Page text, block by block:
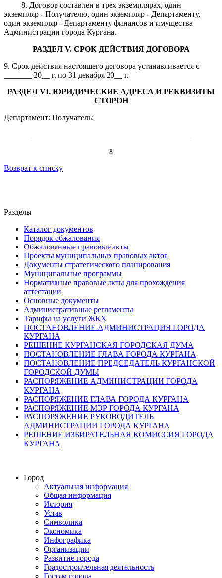
8. Договор составлен в трех экземплярах, один
экземпляр - Получателю, один экземпляр - Департаменту,
один экземпляр - Департаменту финансов и имущества
Администрации города Кургана.
РАЗДЕЛ V. СРОК ДЕЙСТВИЯ ДОГОВОРА
9. Срок действия настоящего договора устанавливается с
_______ 20__ г. по 31 декабря 20__ г.
РАЗДЕЛ VI. ЮРИДИЧЕСКИЕ АДРЕСА И РЕКВИЗИТЫ
СТОРОН
Департамент: Получатель:
8
Возврат к списку
Разделы
Каталог документов
Порядок обжалования
Обжалованные правовые акты
Проекты муниципальных правовых актов
Документы стратегического планирования
Муниципальные программы
Нормативные правовые акты для прохождения
аттестации
Основные документы
Административные регламенты
Тарифы на услуги ЖКХ
ПОСТАНОВЛЕНИЕ АДМИНИСТРАЦИЯ ГОРОДА
КУРГАНА
РЕШЕНИЕ КУРГАНСКАЯ ГОРОДСКАЯ ДУМА
ПОСТАНОВЛЕНИЕ ГЛАВА ГОРОДА КУРГАНА
ПОСТАНОВЛЕНИЕ ПРЕДСЕДАТЕЛЬ КУРГАНСКОЙ
ГОРОДСКОЙ ДУМЫ
РАСПОРЯЖЕНИЕ АДМИНИСТРАЦИИ ГОРОДА
КУРГАНА
РАСПОРЯЖЕНИЕ ГЛАВА ГОРОДА КУРГАНА
РАСПОРЯЖЕНИЕ МЭР ГОРОДА КУРГАНА
РАСПОРЯЖЕНИЕ РУКОВОДИТЕЛЬ
АДМИНИСТРАЦИИ ГОРОДА КУРГАНА
РЕШЕНИЕ ИЗБИРАТЕЛЬНАЯ КОМИССИЯ ГОРОДА
КУРГАНА
Город
Актуальная информация
Общая информация
История
Устав
Символика
Экономика
Инфографика
Организации
Развитие города
Градостроительная деятельность
Гостям города